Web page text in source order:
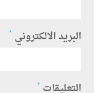
البريد الالكتروني *
التعليقات *